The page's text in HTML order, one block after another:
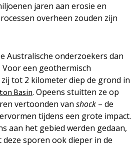
jaren aan erosie en
overheen zouden zijn
Australische onderzoekers dan
een geothermisch
tot 2 kilometer diep de grond in
Basin. Opeens stuitten ze op
vertoonden van shock – de
tijdens een grote impact.
aan het gebied werden gedaan,
sporen ook dieper in de